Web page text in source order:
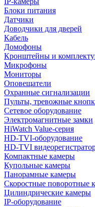
Блоки питания
Датчики
Доводчики для дверей
Кабель
Домофоны
Кронштейны и
Микрофоны
Мониторы
Оповещатели
Охранные сигнализации
Пульты, тревожные
Сетевое оборудование
Электромагнитные замки
HiWatch Value-серия
HD-TVI-оборудование
HD-TVI
Компактные камеры
Купольные камеры
Панорамные камеры
Скоростные поворотные
Цилиндрические камеры
IP-оборудование